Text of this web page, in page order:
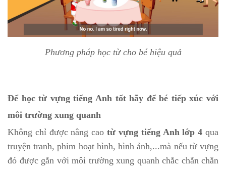
Phương pháp học từ cho bé hiệu quả
Để học từ vựng tiếng Anh tốt hãy để bé tiếp xúc với
môi trường xung quanh
Không chỉ được nâng caotừ vựng tiếng Anh lớp 4 qua
truyện tranh, phim hoạt hình, hình ảnh,...mà nếu từ vựng
đó được gắn với môi trường xung quanh chắc chắn chắn